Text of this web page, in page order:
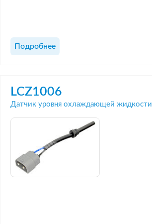
Подробнее
LCZ1006
Датчик уровня охлаждающей жидкости